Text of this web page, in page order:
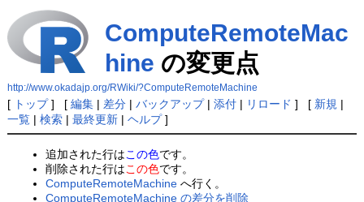
ComputeRemoteMac
hine の変更点
http://www.okadajp.org/RWiki/?ComputeRemoteMachine
[ トップ] [ 編集| 差分| バックアップ| 添付| リロード ] [ 新規 |
一覧| 検索| 最終更新| ヘルプ]
追加された行はこの色です。
削除された行はこの色です。
ComputeRemoteMachine へ行く。
ComputeRemoteMachine の差分を削除